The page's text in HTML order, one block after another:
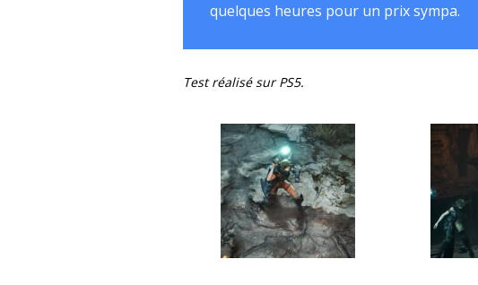
quelques heures pour un prix sympa.
Test réalisé sur PS5.